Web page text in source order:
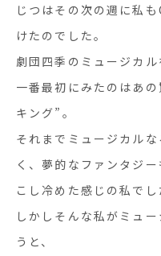
じつはその次の週に私
けたのでした。
劇団四季のミュージカル
一番最初にみたのはあ
キング”。
それまでミュージカル
く、夢的なファンタジ
こし冷めた感じの私でし
しかしそんな私がミュ
うと、